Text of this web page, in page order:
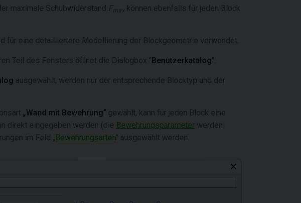
maximale Schubwiderstand Fmax können ebenfalls für jeden Block
für eine detailliertere Modellierung der Blockgeometrie verwendet.
Teil des Fensters öffnet die Dialogbox "Benutzerkatalog".
ausgewählt, werden nur der entsprechende Blocktyp und der
„Wand mit Bewehrung“ gewählt, kann für jeden Block eine
direkt eingegeben werden (die Bewehrungsparameter werden
im Feld „Bewehrungsarten“ ausgewählt werden.